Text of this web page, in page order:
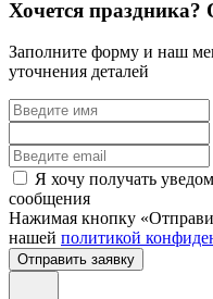
Хочется праздника?
Заполните форму и наш
уточнения деталей
Я хочу получать
сообщения
Нажимая кнопку
нашей политикой
Отправить заявку